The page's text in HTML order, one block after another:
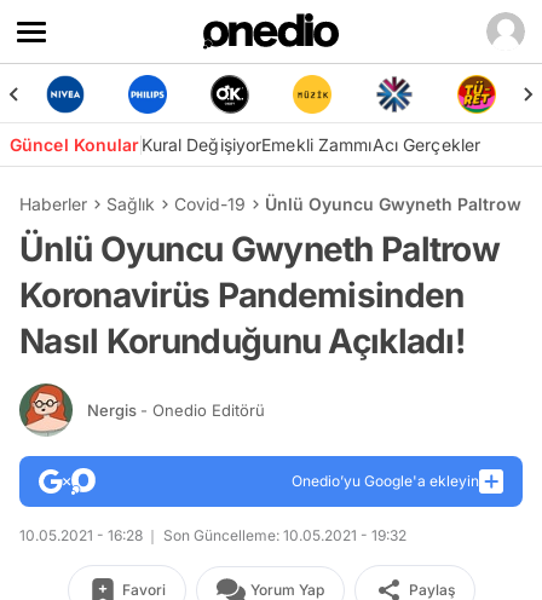
Güncel KonularKural DeğişiyorEmekli ZammıAcı Gerçekler
Haberler Sağlık Covid-19 Ünlü Oyuncu Gwyneth Paltrow
Ünlü Oyuncu Gwyneth Paltrow
Koronavirüs Pandemisinden
Nasıl Korunduğunu Açıkladı!
Nergis - Onedio Editörü
Onedio’yu Google'a ekleyin
10.05.2021 - 16:28 Son Güncelleme: 10.05.2021 - 19:32
Favori Yorum Yap Paylaş